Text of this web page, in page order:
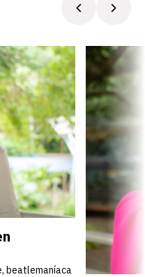
beatlemaníaca